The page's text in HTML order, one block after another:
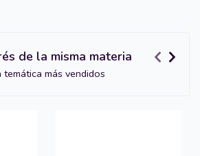
de la misma materia
temática más vendidos